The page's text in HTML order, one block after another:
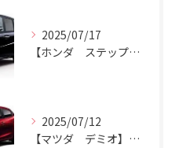
2025/07/17
【ホンダ ステップワゴン】ハッピーカーズ市原中央店がステップワゴン買取ります。
2025/07/12
【マツダ デミオ】デミオの買取りはハッピーカーズ市原中央店におまかせ。